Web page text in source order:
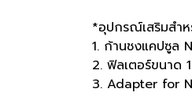
*อุปกรณ์เสริมสำ
1. ก้านชงแคปซูล
2. ฟิลเตอร์ขนาด
3. Adapter for